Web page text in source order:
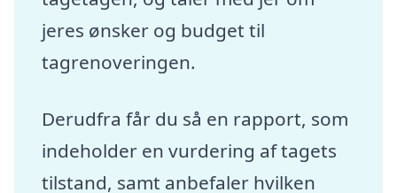
jeres ønsker og budget til
tagrenoveringen.
Derudfra får du så en rapport, som
indeholder en vurdering af tagets
tilstand, samt anbefaler hvilken